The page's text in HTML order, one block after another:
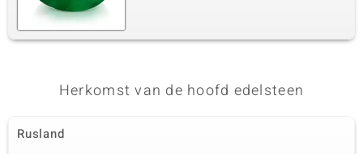
Herkomst van de hoofd edelsteen
Rusland